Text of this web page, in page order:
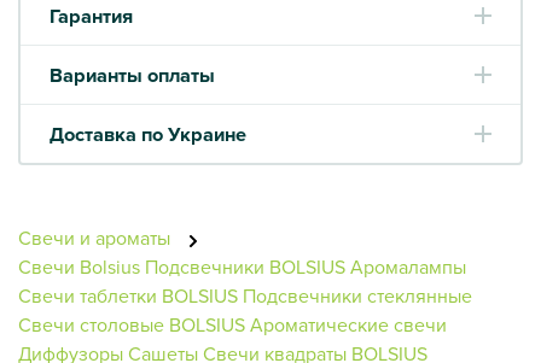
Гарантия
Варианты оплаты
Доставка по Украине
Свечи и ароматы
Свечи Bolsius Подсвечники BOLSIUSАромалампы
Свечи таблетки BOLSIUS Подсвечники стеклянные
Свечи столовые BOLSIUSАроматические свечи
ДиффузорыСашетыСвечи квадраты BOLSIUS